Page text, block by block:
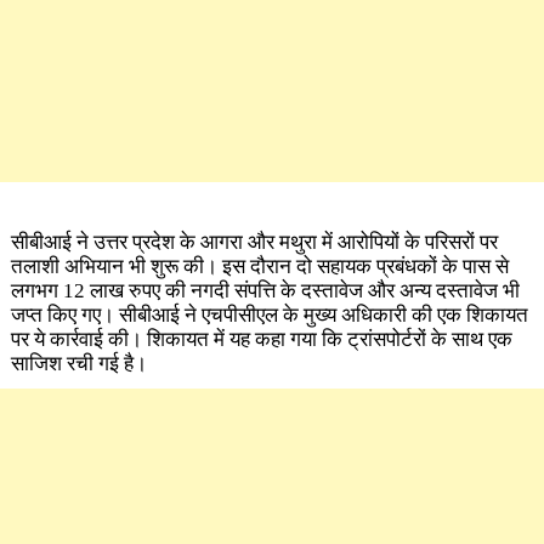
सीबीआई ने उत्तर प्रदेश के आगरा और मथुरा में आरोपियों के परिसरों पर
तलाशी अभियान भी शुरू की। इस दौरान दो सहायक प्रबंधकों के पास से
लगभग 12 लाख रुपए की नगदी संपत्ति के दस्तावेज और अन्य दस्तावेज भी
जप्त किए गए। सीबीआई ने एचपीसीएल के मुख्य अधिकारी की एक शिकायत
पर ये कार्रवाई की। शिकायत में यह कहा गया कि ट्रांसपोर्टरों के साथ एक
साजिश रची गई है।